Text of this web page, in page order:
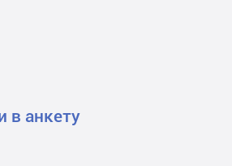
в анкету